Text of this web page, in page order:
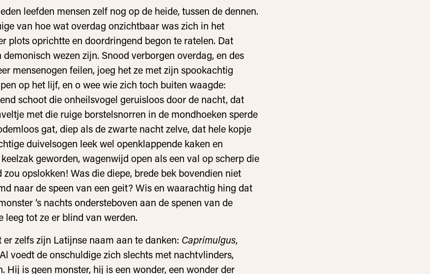
leefden mensen zelf nog op de heide, tussen de dennen.
van hoe wat overdag onzichtbaar was zich in het
plots oprichtte en doordringend begon te ratelen. Dat
demonisch wezen zijn. Snood verborgen overdag, en des
mensenogen feilen, joeg het ze met zijn spookachtig
op het lijf, en o wee wie zich toch buiten waagde:
schoot die onheilsvogel geruisloos door de nacht, dat
met die ruige borstelsnorren in de mondhoeken sperde
gat, diep als de zwarte nacht zelve, dat hele kopje
duivelsogen leek wel openklappende kaken en
geworden, wagenwijd open als een val op scherp die
zou opslokken! Was die diepe, brede bek bovendien niet
naar de speen van een geit? Wis en waarachtig hing dat
‘s nachts ondersteboven aan de spenen van de
leeg tot ze er blind van werden.
er zelfs zijn Latijnse naam aan te danken: Caprimulgus,
voedt de onschuldige zich slechts met nachtvlinders,
Hij is geen monster, hij is een wonder, een wonder der